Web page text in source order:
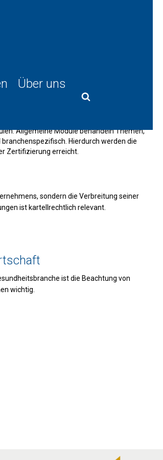
Über uns
Allgemeine Module behandeln Themen,
Hierdurch werden die
Zertifizierung erreicht.
sondern die Verbreitung seiner
ist kartellrechtlich relevant.
ist die Beachtung von
wichtig.